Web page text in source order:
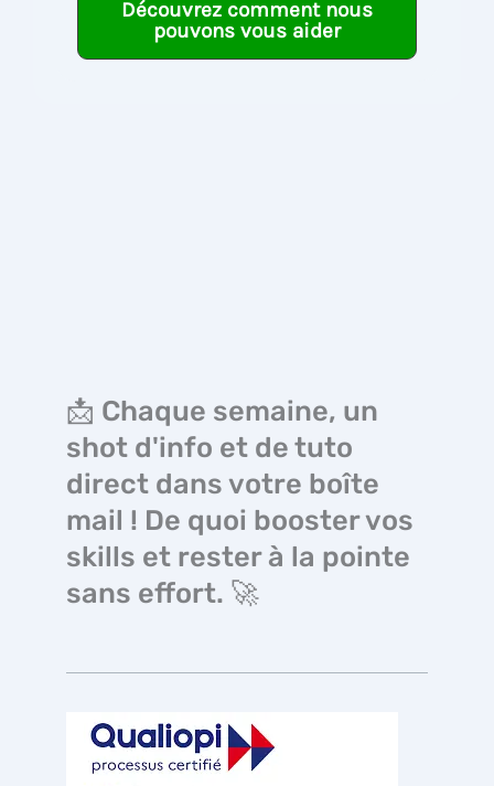
Découvrez comment nous
pouvons vous aider
📩 Chaque semaine, un
shot d'info et de tuto
direct dans votre boîte
mail ! De quoi booster vos
skills et rester à la pointe
sans effort. 🚀